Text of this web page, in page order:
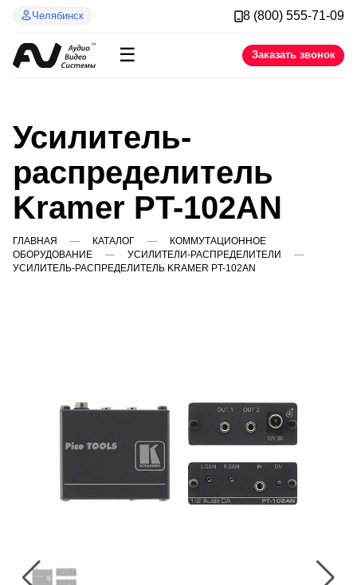
Челябинск 8 (800) 555-71-09
☰ Заказать звонок
Усилитель-
распределитель
Kramer PT-102AN
ГЛАВНАЯ КАТАЛОГ
КОММУТАЦИОННОЕ
ОБОРУДОВАНИЕ
УСИЛИТЕЛИ-РАСПРЕДЕЛИТЕЛИ
УСИЛИТЕЛЬ-РАСПРЕДЕЛИТЕЛЬ KRAMER PT-102AN